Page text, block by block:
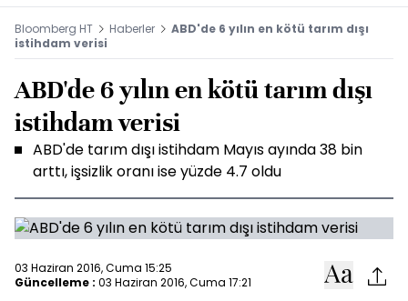
Bloomberg HT Haberler
ABD'de 6 yılın en kötü tarım dışı
istihdam verisi
ABD'de 6 yılın en kötü tarım dışı
istihdam verisi
ABD'de tarım dışı istihdam Mayıs ayında 38 bin
arttı, işsizlik oranı ise yüzde 4.7 oldu
03 Haziran 2016, Cuma 15:25
Güncelleme : 03 Haziran 2016, Cuma 17:21